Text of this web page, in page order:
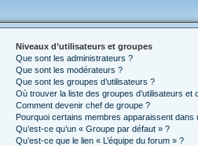
Niveaux d’utilisateurs et groupes
Que sont les administrateurs ?
Que sont les modérateurs ?
Que sont les groupes d’utilisateurs ?
Où trouver la liste des groupes d’utilisateurs et
Comment devenir chef de groupe ?
Pourquoi certains membres apparaissent dans
Qu’est-ce qu’un « Groupe par défaut » ?
Qu’est-ce que le lien « L’équipe du forum » ?